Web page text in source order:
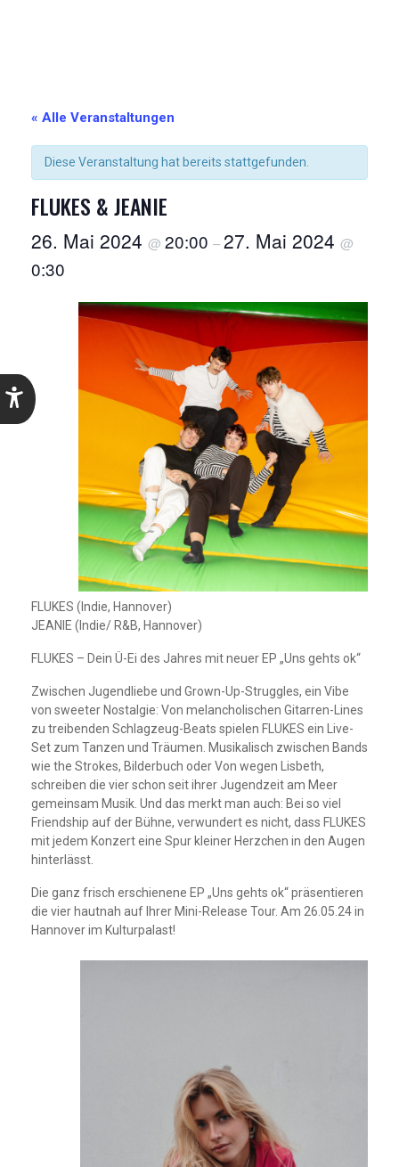
« Alle Veranstaltungen
Diese Veranstaltung hat bereits stattgefunden.
FLUKES & JEANIE
26. Mai 2024 @ 20:00 –27. Mai 2024 @
0:30
FLUKES (Indie, Hannover)
JEANIE (Indie/ R&B, Hannover)
FLUKES – Dein Ü-Ei des Jahres mit neuer EP „Uns gehts ok“
Zwischen Jugendliebe und Grown-Up-Struggles, ein Vibe
von sweeter Nostalgie: Von melancholischen Gitarren-Lines
zu treibenden Schlagzeug-Beats spielen FLUKES ein Live-
Set zum Tanzen und Träumen. Musikalisch zwischen Bands
wie the Strokes, Bilderbuch oder Von wegen Lisbeth,
schreiben die vier schon seit ihrer Jugendzeit am Meer
gemeinsam Musik. Und das merkt man auch: Bei so viel
Friendship auf der Bühne, verwundert es nicht, dass FLUKES
mit jedem Konzert eine Spur kleiner Herzchen in den Augen
hinterlässt.
Die ganz frisch erschienene EP „Uns gehts ok“ präsentieren
die vier hautnah auf Ihrer Mini-Release Tour. Am 26.05.24 in
Hannover im Kulturpalast!